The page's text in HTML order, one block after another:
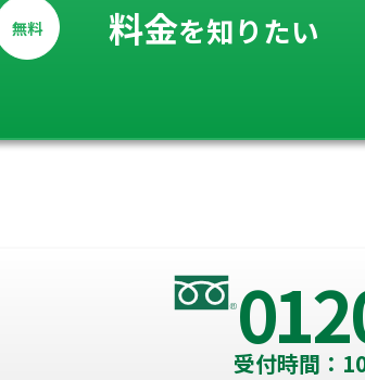
無料 料金を知りたい
受付時間：